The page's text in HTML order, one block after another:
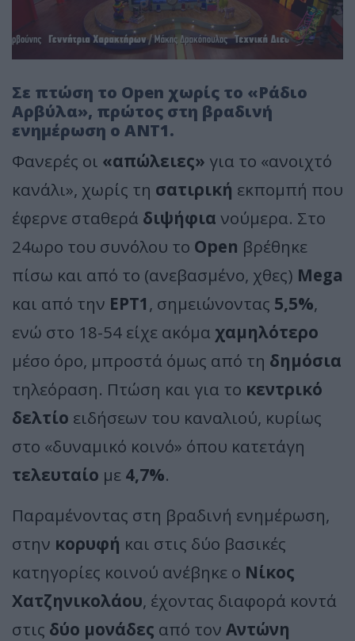
Σε πτώση το Open χωρίς το «Ράδιο
Αρβύλα», πρώτος στη βραδινή
ενημέρωση ο ΑΝΤ1.
Φανερές οι «απώλειες» για το «ανοιχτό
κανάλι», χωρίς τη σατιρική εκπομπή που
έφερνε σταθερά διψήφια νούμερα. Στο
24ωρο του συνόλου το Open βρέθηκε
πίσω και από το (ανεβασμένο, χθες) Mega
και από την ΕΡΤ1 , σημειώνοντας 5,5%,
ενώ στο 18-54 είχε ακόμα χαμηλότερο
μέσο όρο, μπροστά όμως από τη δημόσια
τηλεόραση. Πτώση και για το κεντρικό
δελτίο ειδήσεων του καναλιού, κυρίως
στο «δυναμικό κοινό» όπου κατετάγη
τελευταίο με 4,7%.
Παραμένοντας στη βραδινή ενημέρωση,
στην κορυφή και στις δύο βασικές
κατηγορίες κοινού ανέβηκε ο Νίκος
Χατζηνικολάου, έχοντας διαφορά κοντά
στις δύο μονάδες από τον Αντώνη